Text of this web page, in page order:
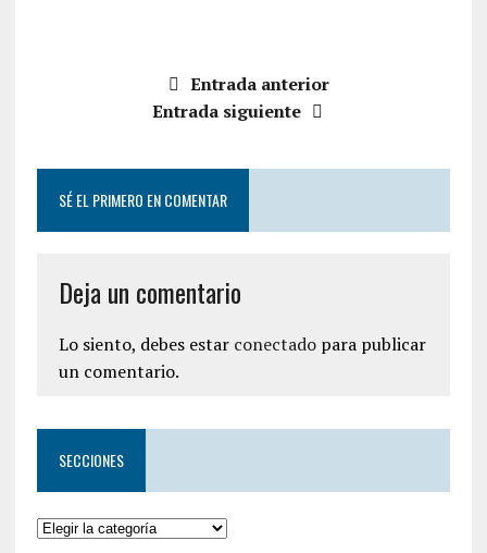
Entrada anterior
Entrada siguiente
SÉ EL PRIMERO EN COMENTAR
Deja un comentario
Lo siento, debes estar conectadopara publicar
un comentario.
SECCIONES